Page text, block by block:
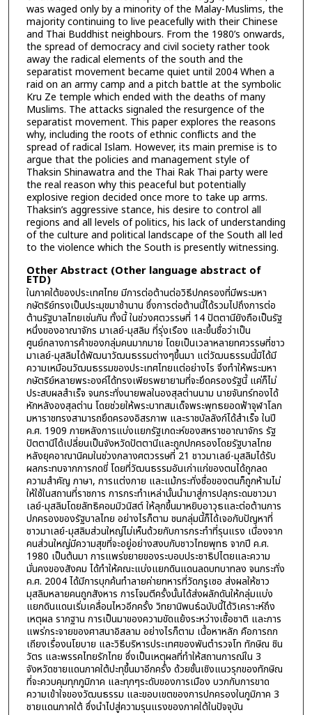
was waged only by a minority of the Malay-Muslims, the
majority continuing to live peacefully with their Chinese
and Thai Buddhist neighbours. From the 1980’s onwards,
the spread of democracy and civil society rather took
away the radical elements of the south and the
separatist movement became quiet until 2004 When a
raid on an army camp and a pitch battle at the symbolic
Kru Ze temple which ended with the deaths of many
Muslims. The attacks signaled the resurgence of the
separatist movement. This paper explores the reasons
why, including the roots of ethnic conflicts and the
spread of radical Islam. However, its main premise is to
argue that the policies and management style of
Thaksin Shinawatra and the Thai Rak Thai party were
the real reason why this peaceful but potentially
explosive region decided once more to take up arms.
Thaksin’s aggressive stance, his desire to control all
regions and all levels of politics, his lack of understanding
of the culture and political landscape of the South all led
to the violence which the South is presently witnessing.
Other Abstract (Other language abstract of
ETD)
ในภาคใต้ของประเทศไทย มีการต่อต้านต่อวิธีปกครองที่มีพระมหา
กษัตริย์ทรงเป็นประมุขมาช้านาน ซึ่งการต่อต้านนี้ได้รวมไปถึงการต่อ
ต้านรัฐบาลไทยเช่นกัน ทั้งนี้ ในช่วงศตวรรษที่ 14 ปัตตานียังถือเป็นรัฐ
หนึ่งของอาณาจักร มาเลย์-มุสลิม ที่รุ่งเรือง และขึ้นชื่อว่าเป็น
ศูนย์กลางการค้าของกลุ่มคนมากมาย โดยเป็นเวลาหลายทศวรรษที่ชาว
มาเลย์-มุสลิมได้พัฒนาวัฒนธรรมต่างๆขึ้นมา แต่วัฒนธรรมนี้มิได้มี
ความเหมือนวัฒนธรรมของประเทศไทยแต่อย่างไร จึงทำให้พระมหา
กษัตริย์หลายพระองค์ได้ทรงเพียรพยายามที่จะยึดครองรัฐนี้ แค่ก็ไม่
ประสบผลสำเร็จ จนกระทั่งนายพลในองสุลต่านนาม นายจันทร์ทองได้
หักหลังองสุลต่าน โดยช่วยให้พระบาทสมเด็จพระพุทธยอดฟ้าจุฬาโลก
มหาราชทรงสามารถยึดครองอิสรภาพ และราชบัลลังก์ได้สำเร็จ ในปี
ค.ศ. 1909 ภายหลังการแบ่งแยกรัฐเกดะห์ของสหราชอาณาจักร รัฐ
ปัตตานีได้เปลี่ยนเป็นจังหวัดปัตตานีและถูกปกครองโดยรัฐบาลไทย
หลังยุคอาณานิคมในช่วงกลางศตวรรษที่ 21 ชาวมาเลย์-มุสลิมได้รับ
ผลกระทบจากการกดขี่ โดยที่วัฒนธรรมอันเก่าแก่ของตนได้ถูกลด
ความสำคัญ ภาษา, การแต่งกาย และแม้กระทั่งชื่อของตนก็ถูกห้ามไม่
ให้ใช้ในสถานที่ราชการ การกระทำเหล่านั้นนำมาสู่การปลุกระดมชาวมา
เลย์-มุสลิมโดยลัทธิคอมมิวนิสต์ ให้ลุกขึ้นมาหยิบอาวุธและต่อต้านการ
ปกครองของรัฐบาลไทย อย่างไรก็ตาม ชนกลุ่มนี้ก็ได้เจอกับปัญหาที่
ชาวมาเลย์-มุสลิมส่วนใหญ่ไม่เห็นด้วยกับการกระทำที่รุนแรง เนื่องจาก
คนส่วนใหญ่มีความสุขที่จะอยู่อย่างสงบกับชาวไทยพุทธ จากปี ค.ศ.
1980 เป็นต้นมา การแพร่ขยายของระบอบประชาธิปไตยและความ
มั่นคงของสังคม ได้ทำให้คณะแบ่งแยกดินแดนลดบทบาทลง จนกระทั่ง
ค.ศ. 2004 ได้มีการบุกค้นทำลายค่ายทหารที่วัดกรูเซอ ส่งผลให้ชาว
มุสลิมหลายคนถูกสังหาร การโจมตีครั้งนั้นได้ส่งผลักดันให้กลุ่มแบ่ง
แยกดินแดนเริ่มเคลื่อนไหวอีกครั้ง วิทยานิพนธ์ฉบับนี้ได้วิเคราะห์ถึง
เหตุผล รากฐาน การเป็นมาของความขัดแย้งระหว่างเชื้อชาติ และการ
แพร่กระจายของศาสนาอิสลาม อย่างไรก็ตาม เนื้อหาหลัก คือการถก
เถียงเรื่องนโยบาย และวิธีบริหารประเทศของพันตำรวจโท ทักษิณ ชิน
วัตร และพรรคไทยรักไทย ซึ่งเป็นเหตุผลที่ทำให้สถานการณ์ใน 3
จังหวัดชายแดนภาคใต้ปะทุขึ้นมาอีกครั้ง ด้วยชั้นเชิงแนวรุกของทักษิณ
ที่จะควบคุมทุกภูมิภาค และทุกๆระดับของการเมือง บวกกับการขาด
ความเข้าใจของวัฒนธรรม และขอบเขตของการปกครองในภูมิภาค 3
ชายแดนภาคใต้ ซึ่งนำไปสู่ความรุนแรงของภาคใต้ในปัจจุบัน